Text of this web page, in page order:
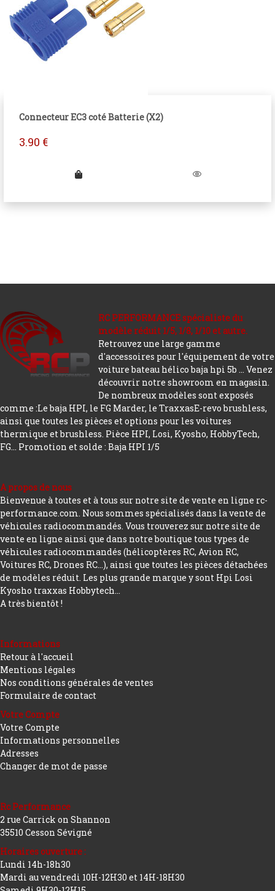
Connecteur EC3 coté Batterie (X2)
3.90 €
RC PERFORMANCE spécialiste du
modèle réduit 1/5, 1/8, 1/10 et autre.
Retrouvez une large gamme
d'accessoires pour l'équipement de votre
voiture bateau hélico baja hpi 5b ... Venez
découvrir notre showroom en magasin.
De nombreux modèles sont exposés
comme :Le baja HPI, le FG Marder, le TraxxasE-revo brushless,
ainsi que toutes les pièces et options pour les voitures
thermique et brushless. Pièce HPI, Losi, Kyosho, HobbyTech,
FG... Promotion et solde : Baja HPI 1/5
A propos de nous
Bienvenue à toutes et à tous sur notre site de vente en ligne rc-
performance.com. Nous sommes spécialisés dans la vente de
véhicules radiocommandés. Vous trouverez sur notre site de
vente en ligne ainsi que dans notre boutique tous types de
véhicules radiocommandés (hélicoptères RC, Avion RC,
Voitures RC, Drones RC…), ainsi que toutes les pièces détachées
de modèles réduit. Les plus grande marque y sont Hpi Losi
Kyosho traxxas Hobbytech...
A très bientôt !
Informations
Retour à l'accueil
Mentions légales
Nos conditions générales de ventes
Formulaire de contact
Votre Compte
Votre Compte
Informations personnelles
Adresses
Changer de mot de passe
Rc Performance
2 rue Carrick on Shannon
35510 Cesson Sévigné
Horaires ouverture :
Lundi 14h-18h30
Mardi au vendredi 10H-12H30 et 14H-18H30